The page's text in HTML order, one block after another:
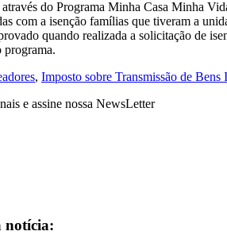
do Programa Minha Casa Minha
com a isenção famílias que tiveram a
quando realizada a solicitação de
programa.
, Imposto sobre Transmissão de Bens
e assine nossa NewsLetter
notícia: